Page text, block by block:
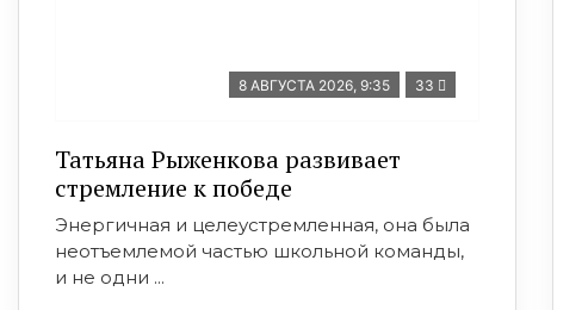
8 АВГУСТА 2026, 9:35 33
Татьяна Рыженкова развивает
стремление к победе
Энергичная и целеустремленная, она была
неотъемлемой частью школьной команды,
и не одни ...